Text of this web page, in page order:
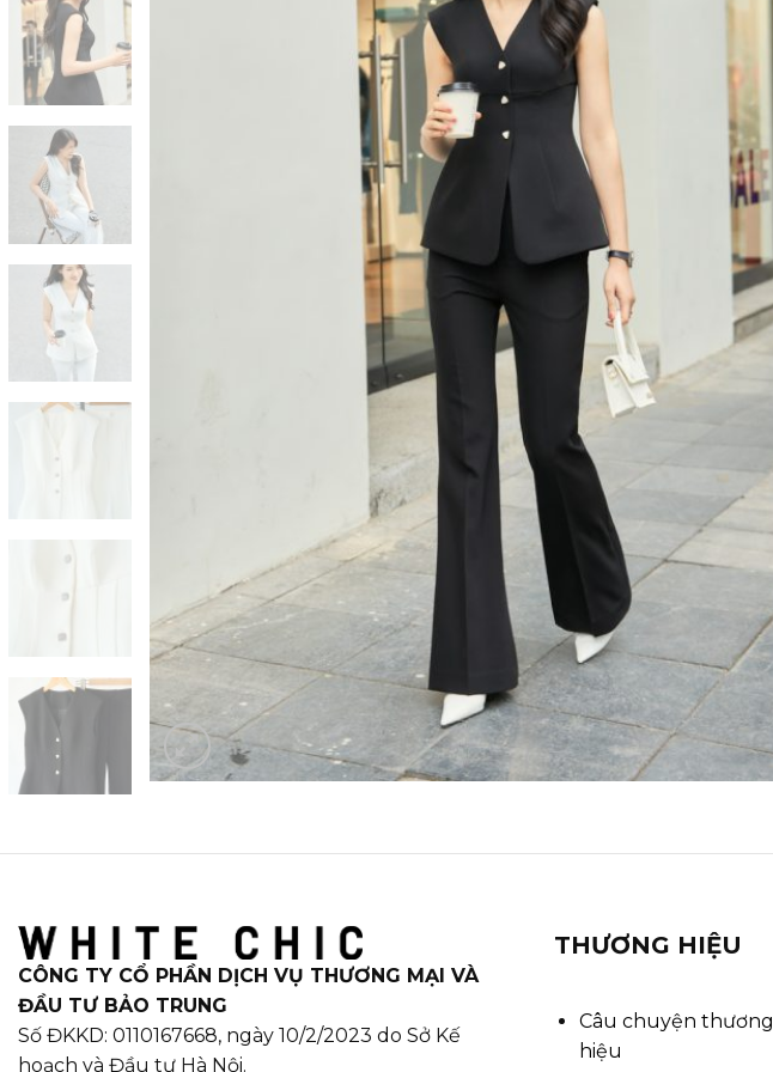
CÔNG TY CỔ PHẦN DỊCH VỤ THƯƠNG MẠI VÀ
ĐẦU TƯ BẢO TRUNG
Số ĐKKD: 0110167668, ngày 10/2/2023 do Sở Kế
hoạch và Đầu tư Hà Nội.
THƯƠNG HIỆU
Câu chuyện thương
hiệu